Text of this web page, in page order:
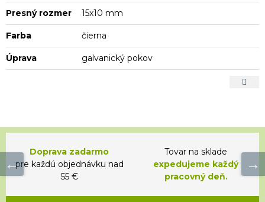
Presný rozmer 15x10 mm
Farba čierna
Úprava galvanický pokov
Doprava zadarmo
pre každú objednávku nad
55 €
Tovar na sklade
expedujeme každý
pracovný deň.